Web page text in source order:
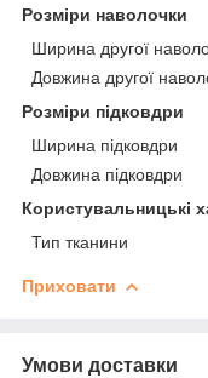
Розміри наволочки
Ширина другої
Довжина другої
Розміри підковдри
Ширина підковдри
Довжина підковдри
Користувальницькі
Тип тканини
Приховати
Умови доставки